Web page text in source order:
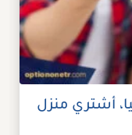
أشتري منزل